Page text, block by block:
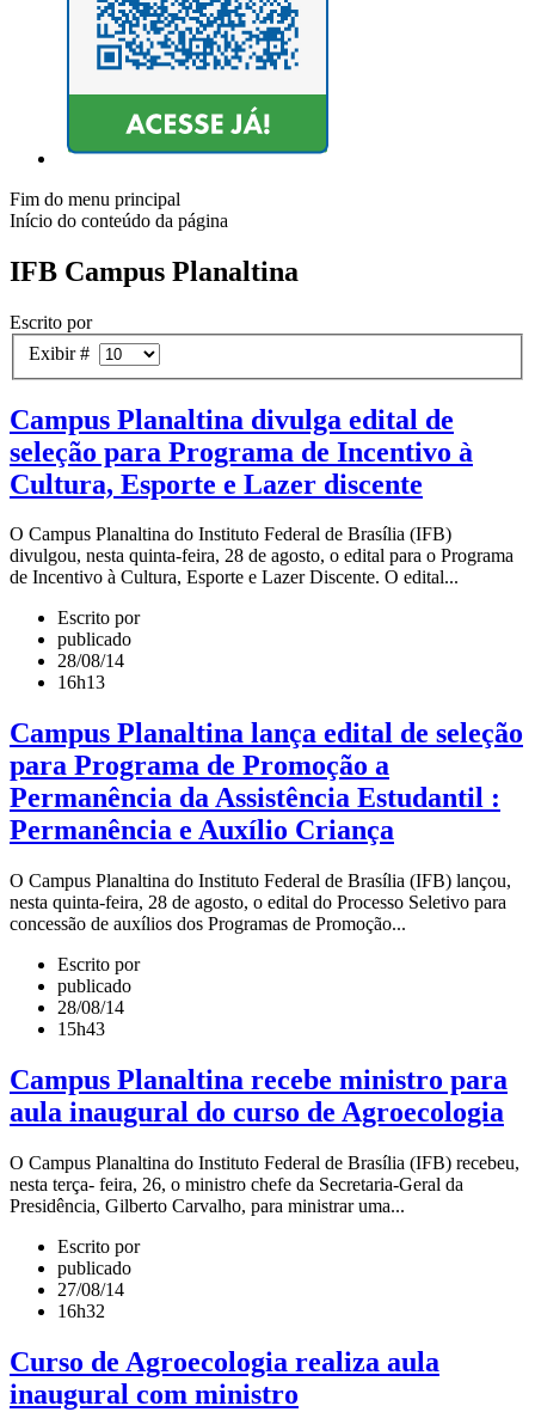
Fim do menu principal
Início do conteúdo da página
IFB Campus Planaltina
Escrito por
Exibir #
Campus Planaltina divulga edital de
seleção para Programa de Incentivo à
Cultura, Esporte e Lazer discente
O Campus Planaltina do Instituto Federal de Brasília (IFB)
divulgou, nesta quinta-feira, 28 de agosto, o edital para o Programa
de Incentivo à Cultura, Esporte e Lazer Discente. O edital...
Escrito por
publicado
28/08/14
16h13
Campus Planaltina lança edital de seleção
para Programa de Promoção a
Permanência da Assistência Estudantil :
Permanência e Auxílio Criança
O Campus Planaltina do Instituto Federal de Brasília (IFB) lançou,
nesta quinta-feira, 28 de agosto, o edital do Processo Seletivo para
concessão de auxílios dos Programas de Promoção...
Escrito por
publicado
28/08/14
15h43
Campus Planaltina recebe ministro para
aula inaugural do curso de Agroecologia
O Campus Planaltina do Instituto Federal de Brasília (IFB) recebeu,
nesta terça- feira, 26, o ministro chefe da Secretaria-Geral da
Presidência, Gilberto Carvalho, para ministrar uma...
Escrito por
publicado
27/08/14
16h32
Curso de Agroecologia realiza aula
inaugural com ministro